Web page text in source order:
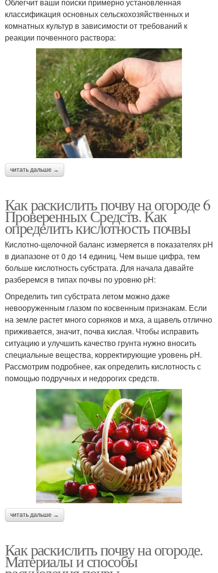
Облегчит ваши поиски примерно установленная
классификация основных сельскохозяйственных и
комнатных культур в зависимости от требований к
реакции почвенного раствора:
читать дальше →
Как раскислить почву на огороде 6
Проверенных Средств. Как
определить кислотность почвы
Кислотно-щелочной баланс измеряется в показателях pH
в диапазоне от 0 до 14 единиц. Чем выше цифра, тем
больше кислотность субстрата. Для начала давайте
разберемся в типах почвы по уровню pH:
Определить тип субстрата летом можно даже
невооруженным глазом по косвенным признакам. Если
на земле растет много сорняков и мха, а щавель отлично
приживается, значит, почва кислая. Чтобы исправить
ситуацию и улучшить качество грунта нужно вносить
специальные вещества, корректирующие уровень pH.
Рассмотрим подробнее, как определить кислотность с
помощью подручных и недорогих средств.
читать дальше →
Как раскислить почву на огороде.
Материалы и способы